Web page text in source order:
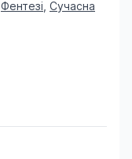
Фентезі Сучасна